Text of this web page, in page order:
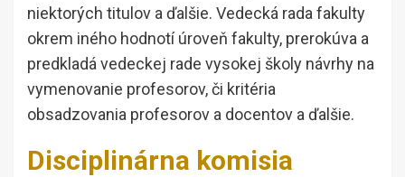
niektorých titulov a ďalšie. Vedecká rada fakulty
okrem iného hodnotí úroveň fakulty, prerokúva a
predkladá vedeckej rade vysokej školy návrhy na
vymenovanie profesorov, či kritéria
obsadzovania profesorov a docentov a ďalšie.
Disciplinárna komisia